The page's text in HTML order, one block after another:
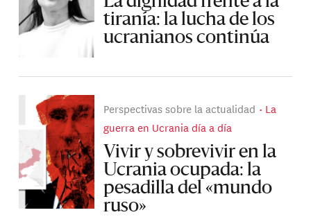
tiranía: la lucha de los
ucranianos continúa
Perspectivas sobre la actualidad
La
guerra en Ucrania día a día
Vivir y sobrevivir en la
Ucrania ocupada: la
pesadilla del «mundo
ruso»